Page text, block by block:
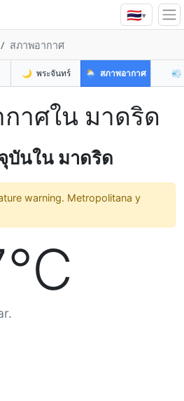
🇹🇭▾
สภาพอากาศ
🌙 พระจันทร์ 🌦️ สภาพอากาศ 💨
าศใน มาดริด
บันใน มาดริด
warning. Metropolitana y